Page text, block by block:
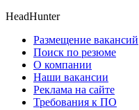
HeadHunter
Размещение вакансий
Поиск по резюме
О компании
Наши вакансии
Реклама на сайте
Требования к ПО